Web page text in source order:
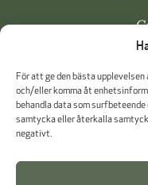
För att ge den bästa
och/eller komma åt
behandla data som
samtycka eller återkalla
negativt.